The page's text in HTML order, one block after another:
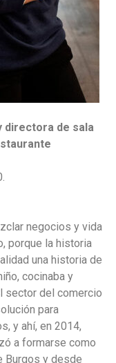
directora de sala
negocios y vida
porque la historia
una historia de
cocinaba y
sector del comercio
para
y ahí, en 2014,
a formarse como
Burgos y desde